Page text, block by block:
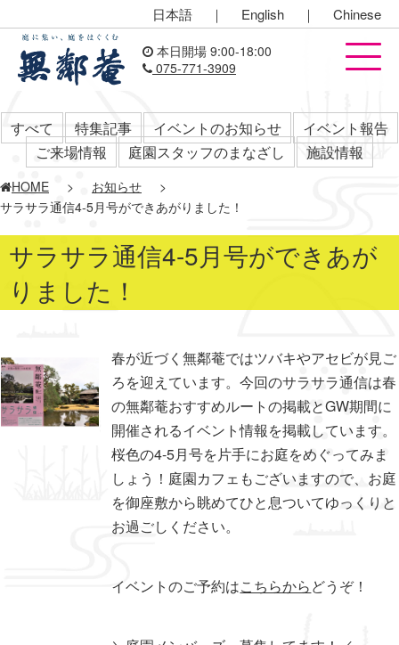
日本語 ｜ English ｜ Chinese
本日開場 9:00-18:00
075-771-3909
すべて 特集記事 イベントのお知らせ
イベント報告
ご来場情報
庭園スタッフのまなざし 施設情報
HOME > お知らせ
>
サラサラ通信4-5月号ができあがりました！
サラサラ通信4-5月号ができあが
りました！
春が近づく無鄰菴ではツバキやアセビが見ご
ろを迎えています。今回のサラサラ通信は春
の無鄰菴おすすめルートの掲載とGW期間に
開催されるイベント情報を掲載しています。
桜色の4-5月号を片手にお庭をめぐってみま
しょう！庭園カフェもございますので、お庭
を御座敷から眺めてひと息ついてゆっくりと
お過ごしください。
イベントのご予約はこちらからどうぞ！